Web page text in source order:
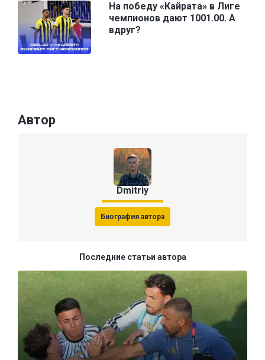
На победу «Кайрата» в Лиге
чемпионов дают 1001.00. А
вдруг?
Автор
Dmitriy
Биография автора
Последние статьи автора